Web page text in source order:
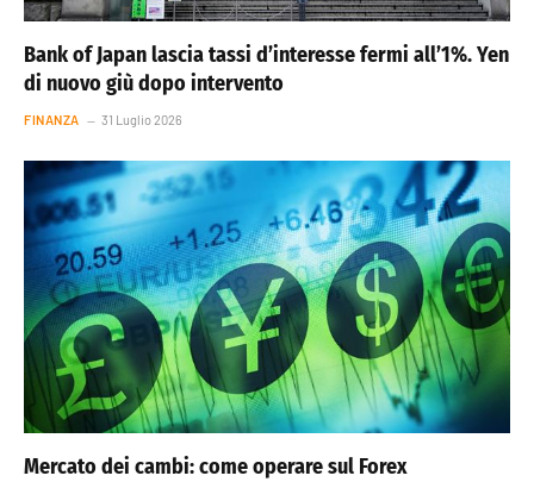
Bank of Japan lascia tassi d’interesse fermi all’1%. Yen
di nuovo giù dopo intervento
FINANZA 31 Luglio 2026
Mercato dei cambi: come operare sul Forex